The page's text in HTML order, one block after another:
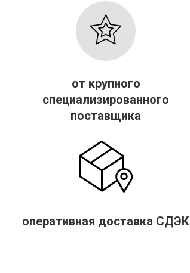
от крупного
специализированного
поставщика
оперативная доставка СДЭК